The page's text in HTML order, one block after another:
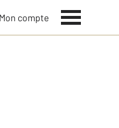
Mon compte